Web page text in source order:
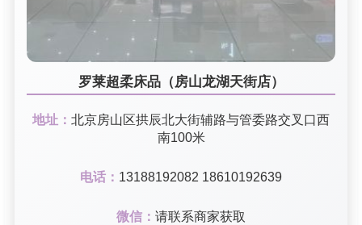
罗莱超柔床品（房山龙湖天街店）
地址： 北京房山区拱辰北大街辅路与管委路交叉口西
南100米
电话： 13188192082 18610192639
微信： 请联系商家获取